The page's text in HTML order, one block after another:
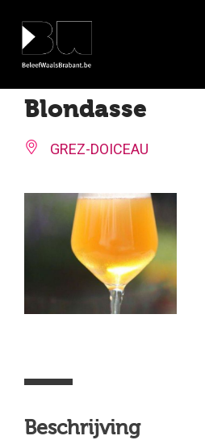
Blondasse
GREZ-DOICEAU
Beschrijving